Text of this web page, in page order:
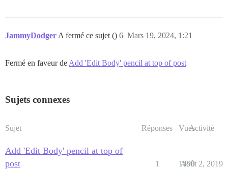
JammyDodger A fermé ce sujet () Mars 19, 2024, 1:21
6
Fermé en faveur de Add 'Edit Body' pencil at top of post
Sujets connexes
Sujet Réponses VuesActivité
Add 'Edit Body' pencil at top of
post
1 1490
Août 2, 2019